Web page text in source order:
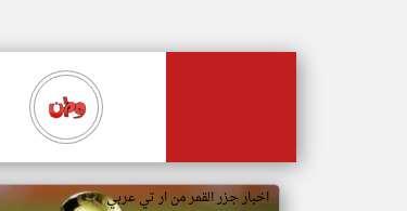
اخبار جزر القمر من ار تي عربي